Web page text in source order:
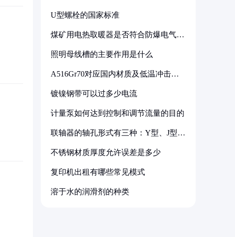
U型螺栓的国家标准
煤矿用电热取暖器是否符合防爆电气设
照明母线槽的主要作用是什么
A516Gr70对应国内材质及低温冲击要
镀镍钢带可以过多少电流
计量泵如何达到控制和调节流量的目的
联轴器的轴孔形式有三种：Y型、J型、
不锈钢材质厚度允许误差是多少
复印机出租有哪些常见模式
溶于水的润滑剂的种类